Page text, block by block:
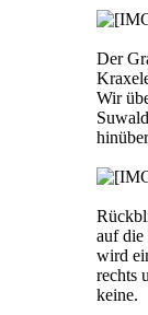
Der
Wir
auf die
wird
rechts
keine.